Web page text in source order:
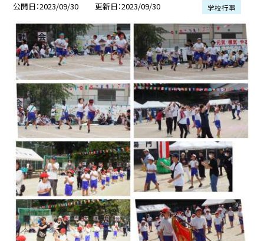
公開日 2023/09/30 更新日 2023/09/30 学校行事